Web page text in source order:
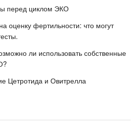
перед циклом ЭКО
оценку фертильности: что могут
ли использовать собственные
Цетротида и Овитрелла